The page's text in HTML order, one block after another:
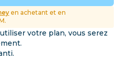
en achetant et en
votre plan, vous serez